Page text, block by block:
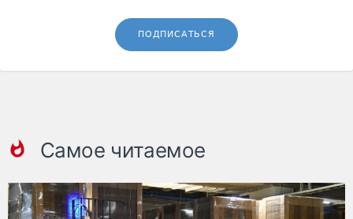
Топливо, масла и
автохимия
ПОДПИСАТЬСЯ
Самое читаемое